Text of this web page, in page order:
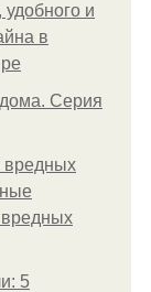
удобного и
в
Серия
вредных
5